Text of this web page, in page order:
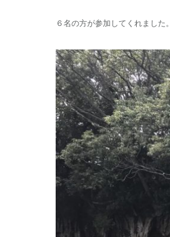
６名の方が参加してくれました。